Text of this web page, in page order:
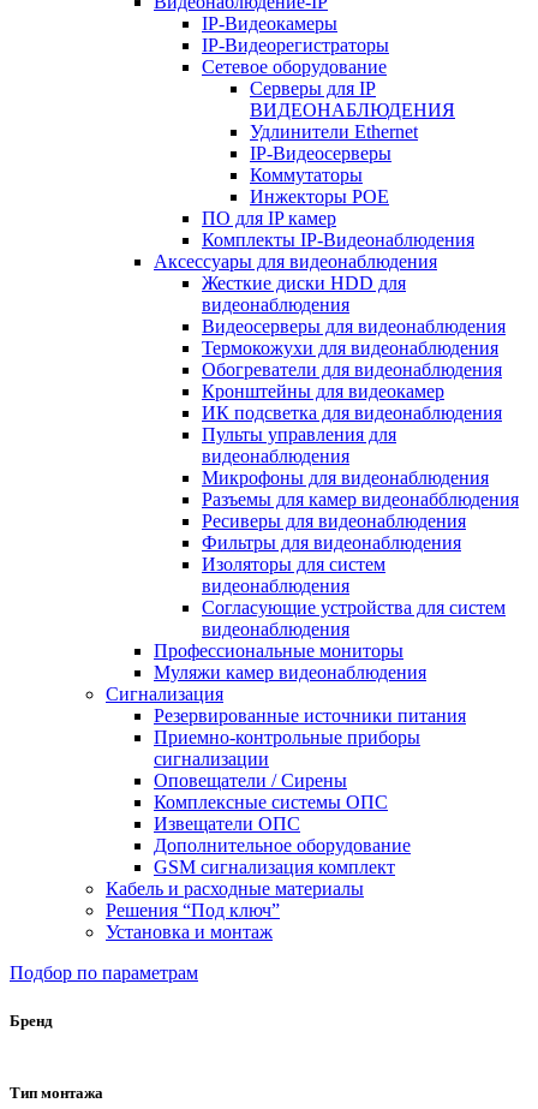
IP-Видеокамеры
IP-Видеорегистраторы
Сетевое оборудование
Серверы для IP
ВИДЕОНАБЛЮДЕНИЯ
Удлинители Ethernet
IP-Видеосерверы
Коммутаторы
Инжекторы POE
ПО для IP камер
Комплекты IP-Видеонаблюдения
Аксессуары для видеонаблюдения
Жесткие диски HDD для
видеонаблюдения
Видеосерверы для видеонаблюдения
Термокожухи для видеонаблюдения
Обогреватели для видеонаблюдения
Кронштейны для видеокамер
ИК подсветка для видеонаблюдения
Пульты управления для
видеонаблюдения
Микрофоны для видеонаблюдения
Разъемы для камер видеонабблюдения
Ресиверы для видеонаблюдения
Фильтры для видеонаблюдения
Изоляторы для систем
видеонаблюдения
Согласующие устройства для систем
видеонаблюдения
Профессиональные мониторы
Муляжи камер видеонаблюдения
Сигнализация
Резервированные источники питания
Приемно-контрольные приборы
сигнализации
Оповещатели / Сирены
Комплексные системы ОПС
Извещатели ОПС
Дополнительное оборудование
GSM сигнализация комплект
Кабель и расходные материалы
Решения “Под ключ”
Установка и монтаж
Подбор по параметрам
Бренд
Тип монтажа